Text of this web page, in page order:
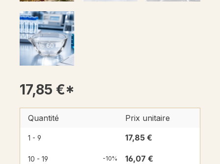
17,85 €*
Quantité Prix unitaire
1 - 9 17,85 €
10 - 19 -10% 16,07 €